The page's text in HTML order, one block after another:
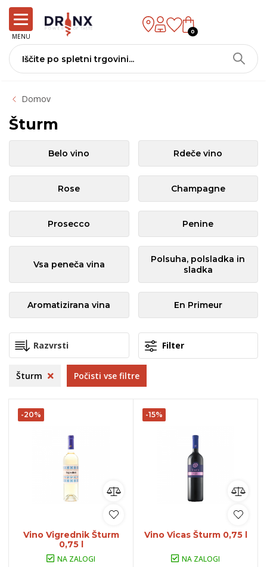
MENU
0
Domov
Šturm
Belo vino Rdeče vino
Rose Champagne
Prosecco Penine
Vsa peneča vina
Polsuha, polsladka in
sladka
Aromatizirana vina En Primeur
Filter
Šturm Počisti vse filtre
-20%
Vino Vigrednik Šturm
0,75 l
NA ZALOGI
-15%
Vino Vicas Šturm 0,75 l
NA ZALOGI